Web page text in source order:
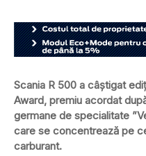
Scania R 500 a câștigat
Award, premiu acordat
germane de specialitate
care se concentrează pe
carburant.